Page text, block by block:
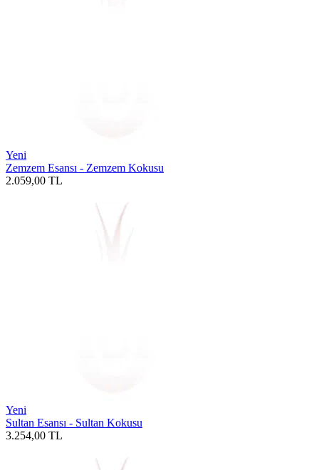
Yeni
Zemzem Esansı - Zemzem Kokusu
2.059,00 TL
Yeni
Sultan Esansı - Sultan Kokusu
3.254,00 TL